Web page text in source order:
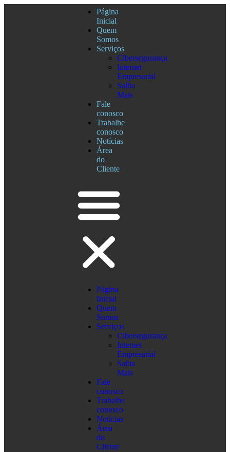
Página
Inicial
Quem
Somos
Serviços
Cibersegurança
Internet
Empresarial
Saiba
Mais
Fale
conosco
Trabalhe
conosco
Notícias
Área
do
Cliente
Página
Inicial
Quem
Somos
Serviços
Cibersegurança
Internet
Empresarial
Saiba
Mais
Fale
conosco
Trabalhe
conosco
Notícias
Área
do
Cliente